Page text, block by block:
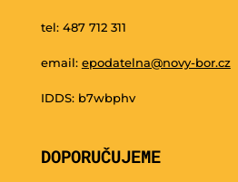
tel: 487 712 311
email: epodatelna@novy-bor.cz
IDDS: b7wbphv
DOPORUČUJEME